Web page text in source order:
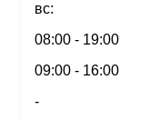
вс:
08:00 - 19:00
09:00 - 16:00
-